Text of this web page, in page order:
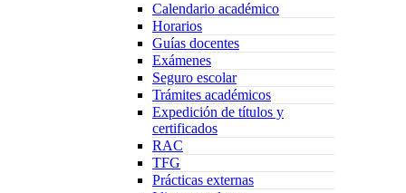
Calendario académico
Horarios
Guías docentes
Exámenes
Seguro escolar
Trámites académicos
Expedición de títulos y
certificados
RAC
TFG
Prácticas externas